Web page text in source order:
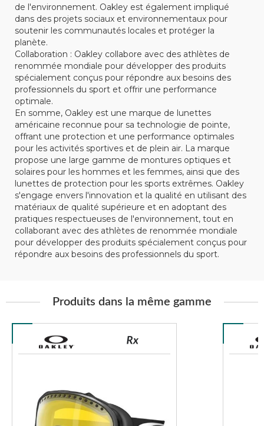
de l'environnement. Oakley est également impliqué
dans des projets sociaux et environnementaux pour
soutenir les communautés locales et protéger la
planète.
Collaboration : Oakley collabore avec des athlètes de
renommée mondiale pour développer des produits
spécialement conçus pour répondre aux besoins des
professionnels du sport et offrir une performance
optimale.
En somme, Oakley est une marque de lunettes
américaine reconnue pour sa technologie de pointe,
offrant une protection et une performance optimales
pour les activités sportives et de plein air. La marque
propose une large gamme de montures optiques et
solaires pour les hommes et les femmes, ainsi que des
lunettes de protection pour les sports extrêmes. Oakley
s'engage envers l'innovation et la qualité en utilisant des
matériaux de qualité supérieure et en adoptant des
pratiques respectueuses de l'environnement, tout en
collaborant avec des athlètes de renommée mondiale
pour développer des produits spécialement conçus pour
répondre aux besoins des professionnels du sport.
Produits dans la même gamme